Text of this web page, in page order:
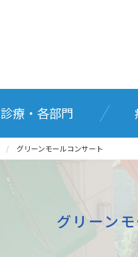
診療・各部門
グリーンモールコンサート
グリーン